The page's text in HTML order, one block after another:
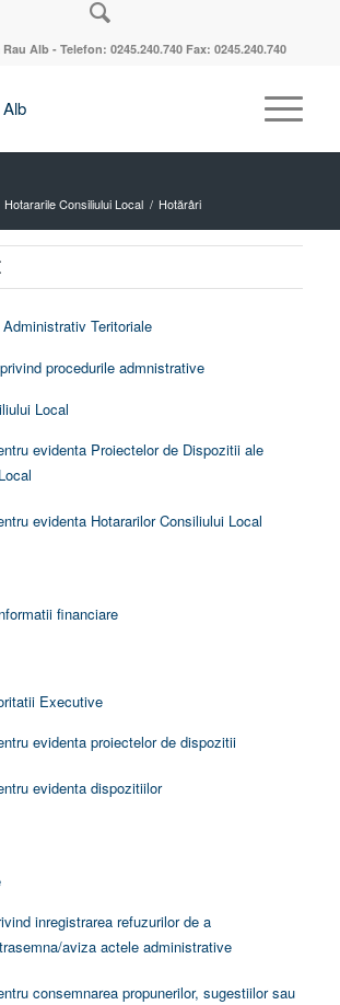
Alb - Telefon: 0245.240.740 Fax: 0245.240.740
Hotararile Consiliului Local / Hotărâri
Teritoriale
procedurile admnistrative
Local
evidenta Proiectelor de Dispozitii ale
evidenta Hotararilor Consiliului Local
financiare
Executive
evidenta proiectelor de dispozitii
evidenta dispozitiilor
inregistrarea refuzurilor de a
aviza actele administrative
consemnarea propunerilor, sugestiilor sau